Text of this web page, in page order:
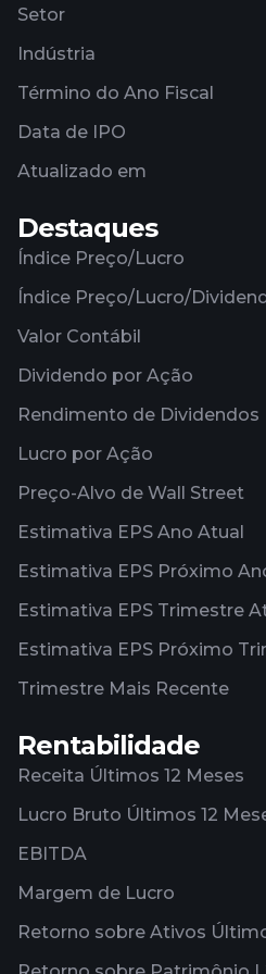
Setor
Indústria
Término do Ano Fiscal
Data de IPO
Atualizado em
Destaques
Índice Preço/Lucro
Índice Preço/Lucro/
Valor Contábil
Dividendo por Ação
Rendimento de Dividendos
Lucro por Ação
Preço-Alvo de Wall Street
Estimativa EPS Ano Atual
Estimativa EPS Próximo
Estimativa EPS Trimestre
Estimativa EPS Próximo
Trimestre Mais Recente
Rentabilidade
Receita Últimos 12 Meses
Lucro Bruto Últimos 12
EBITDA
Margem de Lucro
Retorno sobre Ativos